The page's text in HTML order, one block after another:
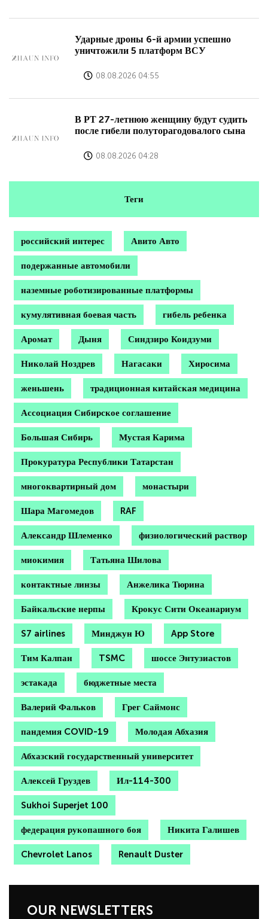
Ударные дроны 6-й армии успешно
уничтожили 5 платформ ВСУ
08.08.2026 04:55
В РТ 27-летнюю женщину будут судить
после гибели полуторагодовалого сына
08.08.2026 04:28
Теги
российский интерес Авито Авто
подержанные автомобили
наземные роботизированные платформы
кумулятивная боевая часть гибель ребенка
Аромат Дыня Синдзиро Коидзуми
Николай Ноздрев Нагасаки Хиросима
женьшень традиционная китайская медицина
Ассоциация Сибирское соглашение
Большая Сибирь Мустая Карима
Прокуратура Республики Татарстан
многоквартирный дом монастыри
Шара Магомедов RAF
Александр Шлеменко физиологический раствор
миокимия Татьяна Шилова
контактные линзы Анжелика Тюрина
Байкальские нерпы Крокус Сити Океанариум
S7 airlines Минджун Ю App Store
Тим Калпан TSMC шоссе Энтузиастов
эстакада бюджетные места
Валерий Фальков Грег Саймонс
пандемия COVID-19 Молодая Абхазия
Абхазский государственный университет
Алексей Груздев Ил-114-300
Sukhoi Superjet 100
федерация рукопашного боя Никита Галишев
Chevrolet Lanos Renault Duster
OUR NEWSLETTERS